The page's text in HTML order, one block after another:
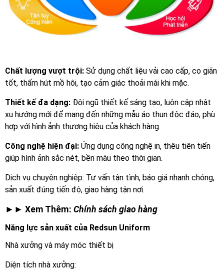
Chất lượng vượt trội: Sử dụng chất liệu vải cao cấp, co giãn
tốt, thấm hút mồ hôi, tạo cảm giác thoải mái khi mặc.
Thiết kế đa dạng: Đội ngũ thiết kế sáng tạo, luôn cập nhật
xu hướng mới để mang đến những mẫu áo thun độc đáo, phù
hợp với hình ảnh thương hiệu của khách hàng.
Công nghệ hiện đại: Ứng dụng công nghệ in, thêu tiên tiến
giúp hình ảnh sắc nét, bền màu theo thời gian.
Dịch vụ chuyên nghiệp: Tư vấn tận tình, báo giá nhanh chóng,
sản xuất đúng tiến độ, giao hàng tận nơi.
►► Xem Thêm: Chính sách giao hàng
Năng lực sản xuất của Redsun Uniform
Nhà xưởng và máy móc thiết bị
Diện tích nhà xưởng: